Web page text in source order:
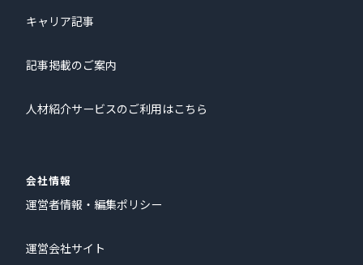
キャリア記事
記事掲載のご案内
人材紹介サービスのご利用はこちら
会社情報
運営者情報・編集ポリシー
運営会社サイト